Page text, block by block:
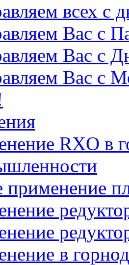
всех с
Вас c
Вас с
Вас с
RXO в
применение
в